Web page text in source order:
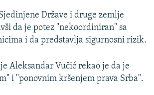
Države i druge zemlje
da je potez "nekoordiniran" sa
i da predstavlja sigurnosni rizik.
Aleksandar Vučić rekao je da je
i "ponovnim kršenjem prava Srba".